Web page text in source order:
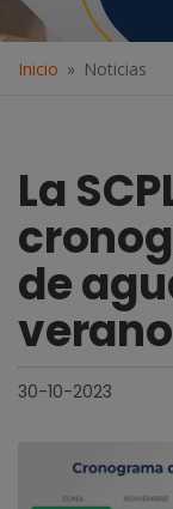
Inicio Noticias
La
de
30-10-2023